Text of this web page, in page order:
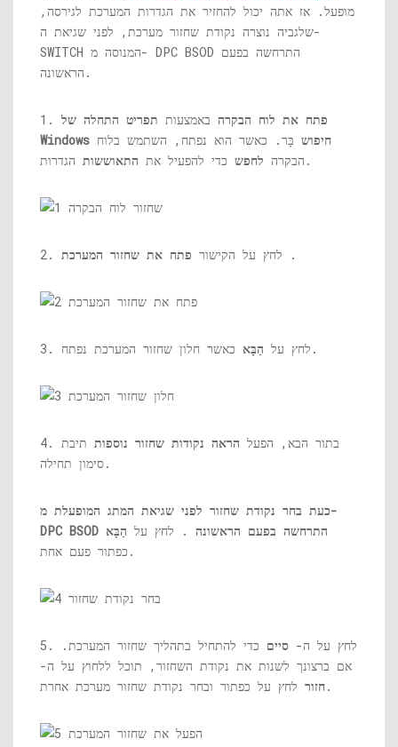
מופעל. אז אתה יכול להחזיר את הגדרות המערכת לגירסה,
שלגביה נוצרה נקודת שחזור מערכת, לפני שגיאת ה-
SWITCH המנוסה מ- DPC BSOD התרחשה בפעם
הראשונה.
1. פתח את לוח הבקרה באמצעות תפריט התחלה של
Windows חיפוש בָּר. כאשר הוא נפתח, השתמש בלוח
הבקרה לחפש כדי להפעיל את התאוששות הגדרות.
2. לחץ על הקישור פתח את שחזור המערכת .
3. לחץ על הַבָּא כאשר חלון שחזור המערכת נפתח.
4. בתור הבא, הפעל הראה נקודות שחזור נוספות תיבת
סימון תחילה.
כעת בחר נקודת שחזור לפני שגיאת המתג המופעלת מ-
DPC BSOD התרחשה בפעם הראשונה . לחץ על הַבָּא
כפתור פעם אחת.
5. לחץ על ה- סיים כדי להתחיל בתהליך שחזור המערכת.
אם ברצונך לשנות את נקודת השחזור, תוכל ללחוץ על ה-
חזורלחץ על כפתור ובחר נקודת שחזור מערכת אחרת.